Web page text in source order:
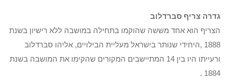
גדרה צריף סברדלוב
הצריף הוא אחד מששה שהוקמו בתחילה במושבה ללא רישיון בשנת
1888 ,היחידי שנותר בישראל מעליית הבילויים, אליהו סברדלוב
ורעייתו היו בין 14 המתיישבים המקורים שהקימו את המושבה בשנת
1884 .